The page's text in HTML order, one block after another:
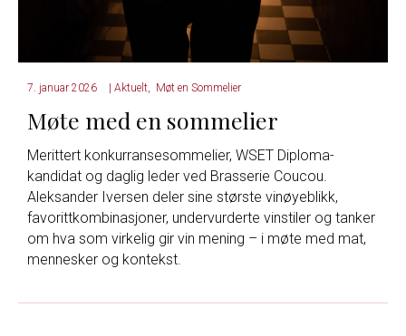
7. januar 2026 Aktuelt, Møt en Sommelier
Møte med en sommelier
Merittert konkurransesommelier, WSET Diploma-
kandidat og daglig leder ved Brasserie Coucou.
Aleksander Iversen deler sine største vinøyeblikk,
favorittkombinasjoner, undervurderte vinstiler og tanker
om hva som virkelig gir vin mening – i møte med mat,
mennesker og kontekst.